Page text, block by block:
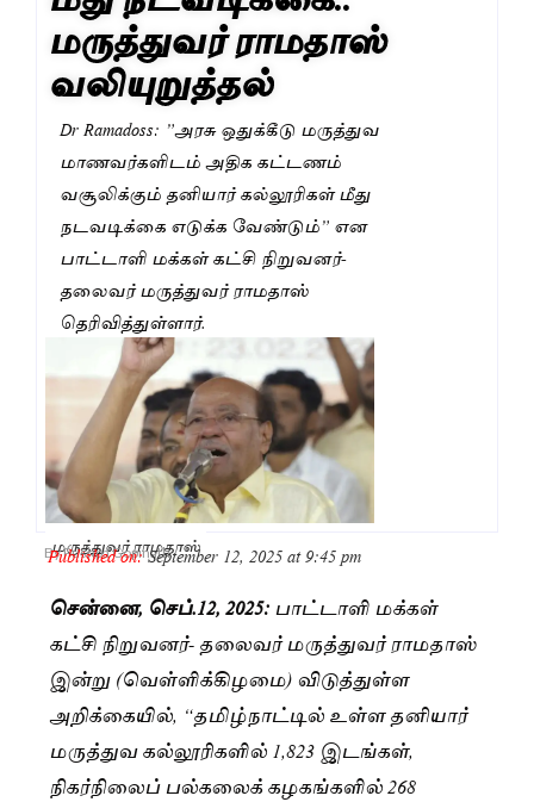
மருத்துவர் ராமதாஸ்
வலியுறுத்தல்
Dr Ramadoss: ”அரசு ஒதுக்கீடு மருத்துவ
மாணவர்களிடம் அதிக கட்டணம்
வசூலிக்கும் தனியார் கல்லூரிகள் மீது
நடவடிக்கை எடுக்க வேண்டும்” என
பாட்டாளி மக்கள் கட்சி நிறுவனர்-
தலைவர் மருத்துவர் ராமதாஸ்
தெரிவித்துள்ளார்.
மருத்துவர் ராமதாஸ்
ByPushpa Gopinath
Published on:September 12, 2025 at 9:45 pm
சென்னை, செப்.12, 2025:பாட்டாளி மக்கள்
கட்சி நிறுவனர்- தலைவர் மருத்துவர் ராமதாஸ்
இன்று (வெள்ளிக்கிழமை) விடுத்துள்ள
அறிக்கையில், “தமிழ்நாட்டில் உள்ள தனியார்
மருத்துவ கல்லூரிகளில் 1,823 இடங்கள்,
நிகர்நிலைப் பல்கலைக் கழகங்களில் 268